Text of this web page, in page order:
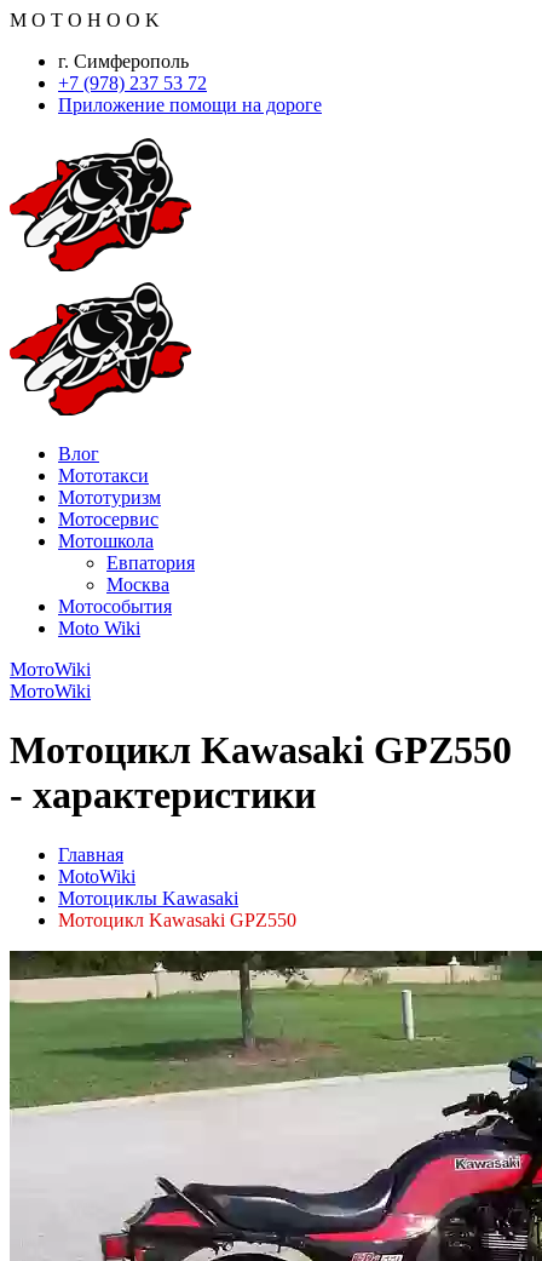
M O T O H O O K
г. Симферополь
+7 (978) 237 53 72
Приложение помощи на дороге
Влог
Мототакси
Мототуризм
Мотосервис
Мотошкола
Евпатория
Москва
Мотособытия
Moto Wiki
МотоWiki
МотоWiki
Мотоцикл Kawasaki GPZ550
- характеристики
Главная
MotoWiki
Мотоциклы Kawasaki
Мотоцикл Kawasaki GPZ550